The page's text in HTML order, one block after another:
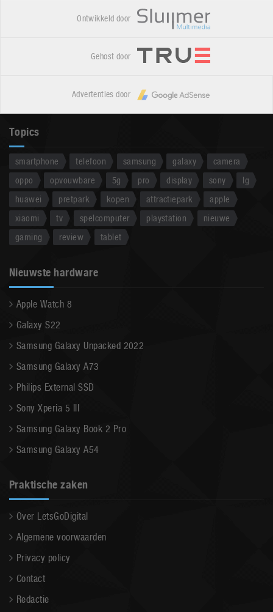
Ontwikkeld door
Gehost door
Advertenties door
Topics
smartphone telefoon samsung galaxy
camera
oppo
opvouwbare 5g pro display sony
lg
huawei
pretpark kopen attractiepark
apple
xiaomi
tv spelcomputer playstation
nieuwe
gaming
review tablet
Nieuwste hardware
Apple Watch 8
Galaxy S22
Samsung Galaxy Unpacked 2022
Samsung Galaxy A73
Philips External SSD
Sony Xperia 5 III
Samsung Galaxy Book 2 Pro
Samsung Galaxy A54
Praktische zaken
Over LetsGoDigital
Algemene voorwaarden
Privacy policy
Contact
Redactie